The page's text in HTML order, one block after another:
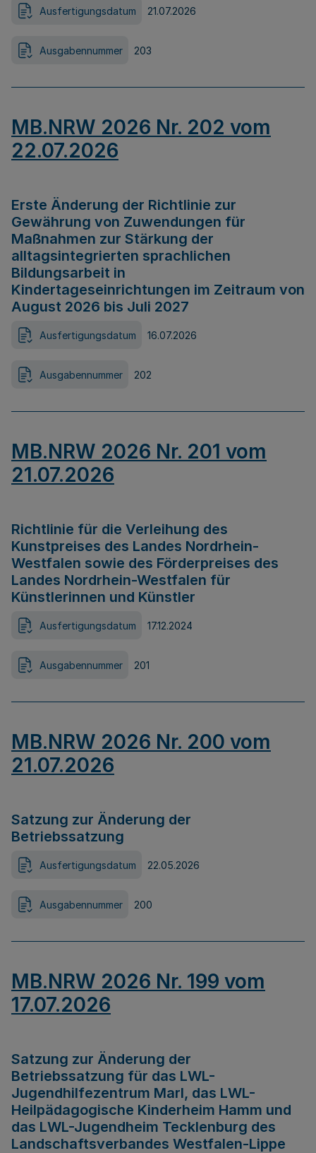
Ausfertigungsdatum 21.07.2026
Ausgabennummer 203
MB.NRW 2026 Nr. 202 vom
22.07.2026
Erste Änderung der Richtlinie zur
Gewährung von Zuwendungen für
Maßnahmen zur Stärkung der
alltagsintegrierten sprachlichen
Bildungsarbeit in
Kindertageseinrichtungen im Zeitraum von
August 2026 bis Juli 2027
Ausfertigungsdatum 16.07.2026
Ausgabennummer 202
MB.NRW 2026 Nr. 201 vom
21.07.2026
Richtlinie für die Verleihung des
Kunstpreises des Landes Nordrhein-
Westfalen sowie des Förderpreises des
Landes Nordrhein-Westfalen für
Künstlerinnen und Künstler
Ausfertigungsdatum 17.12.2024
Ausgabennummer 201
MB.NRW 2026 Nr. 200 vom
21.07.2026
Satzung zur Änderung der
Betriebssatzung
Ausfertigungsdatum 22.05.2026
Ausgabennummer 200
MB.NRW 2026 Nr. 199 vom
17.07.2026
Satzung zur Änderung der
Betriebssatzung für das LWL-
Jugendhilfezentrum Marl, das LWL-
Heilpädagogische Kinderheim Hamm und
das LWL-Jugendheim Tecklenburg des
Landschaftsverbandes Westfalen-Lippe